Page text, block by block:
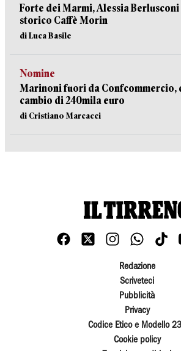
Forte dei Marmi, Alessia
storico Caffè Morin
di Luca Basile
Nomine
Marinoni fuori da Confcommercio,
cambio di 240mila euro
di Cristiano Marcacci
Redazione
Scriveteci
Pubblicità
Privacy
Codice Etico e Modello
Cookie policy